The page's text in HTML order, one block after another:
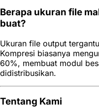
Berapa ukuran file
buat?
Ukuran file output
Kompresi biasanya
60%, membuat modul
didistribusikan.
Tentang Kami